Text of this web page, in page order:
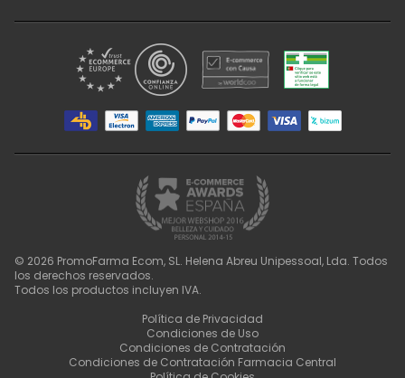
© 2026 PromoFarma Ecom, SL. Helena Abreu Unipessoal, Lda. Todos
los derechos reservados.
Todos los productos incluyen IVA.
Política de Privacidad
Condiciones de Uso
Condiciones de Contratación
Condiciones de Contratación Farmacia Central